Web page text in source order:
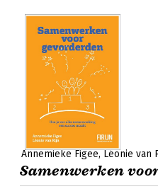
Annemieke Figee Léonie van
Samenwerken